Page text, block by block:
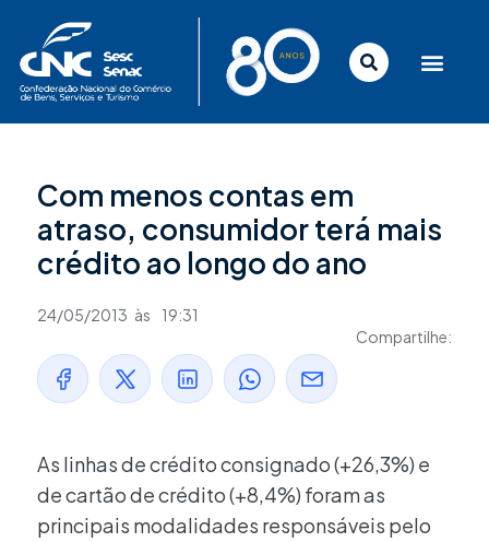
conteúdo
Com menos contas em
atraso, consumidor terá mais
crédito ao longo do ano
24/05/2013 às
19:31
Compartilhe:
As linhas de crédito consignado (+26,3%) e
de cartão de crédito (+8,4%) foram as
principais modalidades responsáveis pelo